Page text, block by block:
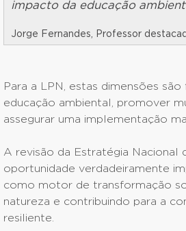
impacto da educação
Jorge Fernandes, Professor
Para a LPN, estas dimensões
educação ambiental, promover
assegurar uma implementação
A revisão da Estratégia Nacional
oportunidade verdadeiramente
como motor de transformação
natureza e contribuindo para a
resiliente.